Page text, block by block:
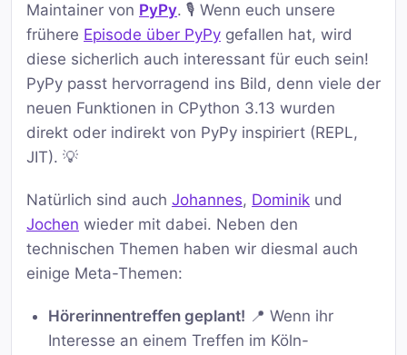
Maintainer von PyPy. 🎙️ Wenn euch unsere
frühere Episode über PyPy gefallen hat, wird
diese sicherlich auch interessant für euch sein!
PyPy passt hervorragend ins Bild, denn viele der
neuen Funktionen in CPython 3.13 wurden
direkt oder indirekt von PyPy inspiriert (REPL,
JIT). 💡
Natürlich sind auch Johannes, Dominik und
Jochen wieder mit dabei. Neben den
technischen Themen haben wir diesmal auch
einige Meta-Themen:
Hörerinnentreffen geplant! 📍 Wenn ihr
Interesse an einem Treffen im Köln-